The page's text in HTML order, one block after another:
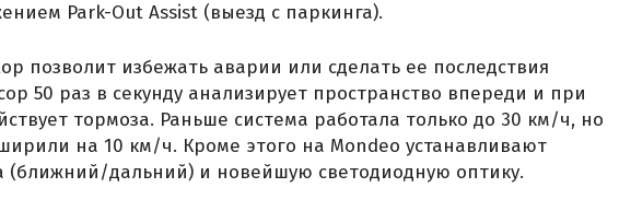
Park-Out Assist (выезд с паркинга).
позволит избежать аварии или сделать ее последствия
50 раз в секунду анализирует пространство впереди и при
тормоза. Раньше система работала только до 30 км/ч, но
на 10 км/ч. Кроме этого на Mondeo устанавливают
(ближний/дальний) и новейшую светодиодную оптику.